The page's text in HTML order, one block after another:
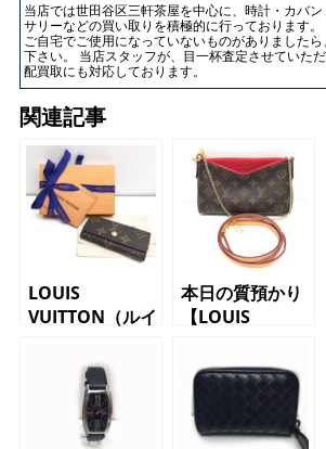
当店では世田谷区三軒茶屋を中心に、時計・カバ
サリーなどの買い取りを積極的に行っております。
ご自宅でご使用になっていないものがありました
下さい。 当店スタッフが、目一杯査定させていた
配買取にも対応しております。
関連記事
LOUIS
VUITTON（ルイ
ルティクレ
M62631 モノ
グラム キーケ
本日の質預かり
【LOUIS
ヴィトン）ショ
ルダーバッグ
パラス
M41638 モノ